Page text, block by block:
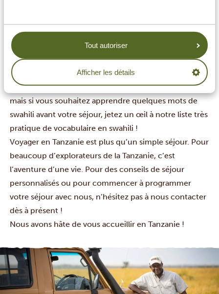
Tout autoriser
Afficher les détails
Quelle est la langue en Tanzanie ?
Il y a plus de 100 langues différentes parlées en
Tanzanie. Cependant, les langues officielles sont le
swahili et l’anglais. Attendez-vous donc à ce que vos
guides et hôtes de Tanzania Specialist parlent anglais,
mais si vous souhaitez apprendre quelques mots de
swahili avant votre séjour, jetez un œil à notre liste très
pratique de vocabulaire en swahili !
Voyager en Tanzanie est plus qu’un simple séjour. Pour
beaucoup d’explorateurs de la Tanzanie, c’est
l’aventure d’une vie. Pour des conseils de séjour
personnalisés ou pour commencer à programmer
votre séjour avec nous, n’hésitez pas à nous contacter
dès à présent !
Nous avons hâte de vous accueillir en Tanzanie !